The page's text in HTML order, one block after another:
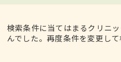
検索条件に当てはまるクリニ
んでした。再度条件を変更して